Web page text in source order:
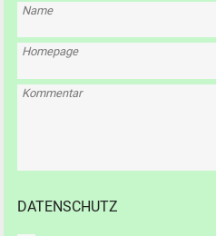
Name
Homepage
Kommentar
DATENSCHUTZ